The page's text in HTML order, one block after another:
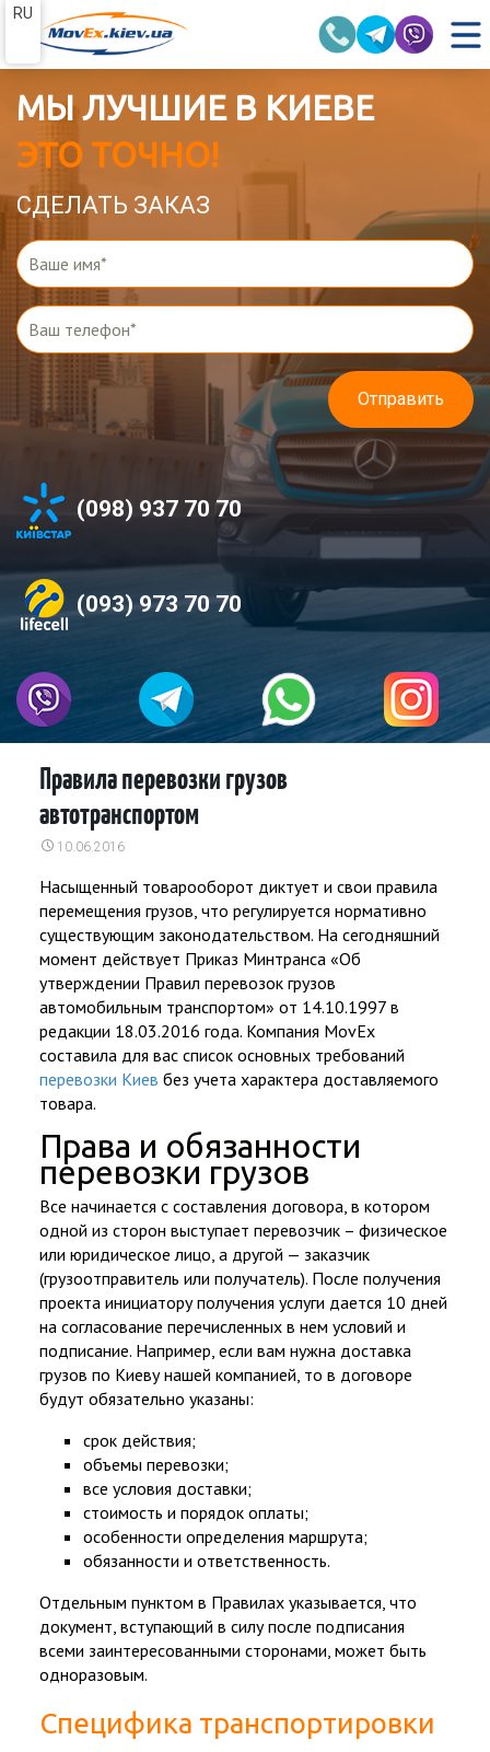
МЫ ЛУЧШИЕ В КИЕВЕ
ЭТО ТОЧНО!
СДЕЛАТЬ ЗАКАЗ
(098) 937 70 70
(093) 973 70 70
Правила перевозки грузов
автотранспортом
10.06.2016
Насыщенный товарооборот диктует и свои правила
перемещения грузов, что регулируется нормативно
существующим законодательством. На сегодняшний
момент действует Приказ Минтранса «Об
утверждении Правил перевозок грузов
автомобильным транспортом» от 14.10.1997 в
редакции 18.03.2016 года. Компания MovEx
составила для вас список основных требований
перевозки Киев без учета характера доставляемого
товара.
Права и обязанности
перевозки грузов
Все начинается с составления договора, в котором
одной из сторон выступает перевозчик – физическое
или юридическое лицо, а другой — заказчик
(грузоотправитель или получатель). После получения
проекта инициатору получения услуги дается 10 дней
на согласование перечисленных в нем условий и
подписание. Например, если вам нужна доставка
грузов по Киеву нашей компанией, то в договоре
будут обязательно указаны:
срок действия;
объемы перевозки;
все условия доставки;
стоимость и порядок оплаты;
особенности определения маршрута;
обязанности и ответственность.
Отдельным пунктом в Правилах указывается, что
документ, вступающий в силу после подписания
всеми заинтересованными сторонами, может быть
одноразовым.
Специфика транспортировки
RU